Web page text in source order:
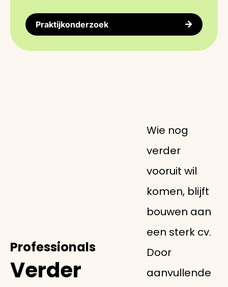
Praktijkonderzoek
Professionals
Verder
Wie nog
verder
vooruit wil
komen, blijft
bouwen aan
een sterk cv.
Door
aanvullende